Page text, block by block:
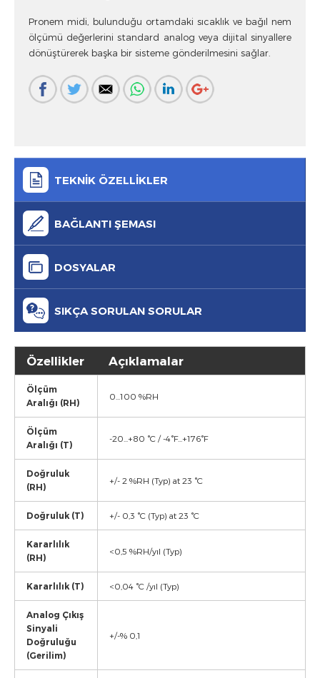
Pronem midi, bulunduğu ortamdaki sıcaklık ve bağıl nem
ölçümü değerlerini standard analog veya dijital sinyallere
dönüştürerek başka bir sisteme gönderilmesini sağlar.
TEKNİK ÖZELLİKLER
BAĞLANTI ŞEMASI
DOSYALAR
SIKÇA SORULAN SORULAR
Özellikler Açıklamalar
Ölçüm
Aralığı (RH)
0...100 %RH
Ölçüm
Aralığı (T)
-20...+80 °C / -4°F...+176°F
Doğruluk
(RH)
+/- 2 %RH (Typ) at 23 °C
Doğruluk (T) +/- 0,3 °C (Typ) at 23 °C
Kararlılık
(RH)
<0,5 %RH/yıl (Typ)
Kararlılık (T) <0,04 °C /yıl (Typ)
Analog Çıkış
Sinyali
Doğruluğu
(Gerilim)
+/-% 0,1